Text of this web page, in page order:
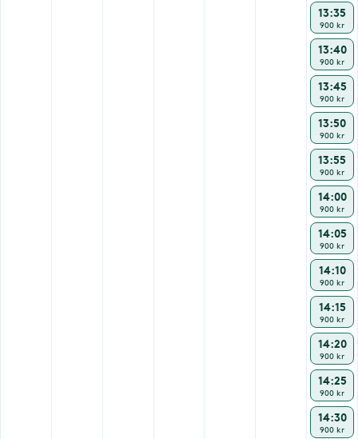
13:35
900 kr
13:40
900 kr
13:45
900 kr
13:50
900 kr
13:55
900 kr
14:00
900 kr
14:05
900 kr
14:10
900 kr
14:15
900 kr
14:20
900 kr
14:25
900 kr
14:30
900 kr